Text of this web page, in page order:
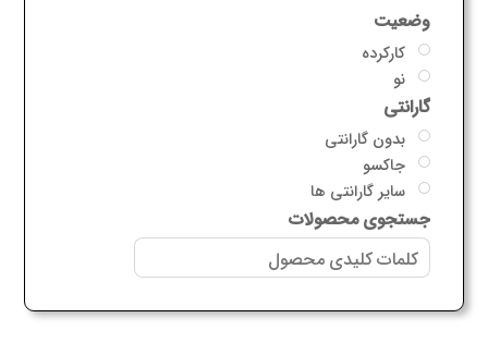
وضعیت
کارکرده
نو
گارانتی
بدون گارانتی
جاکسو
سایر گارانتی ها
جستجوی محصولات